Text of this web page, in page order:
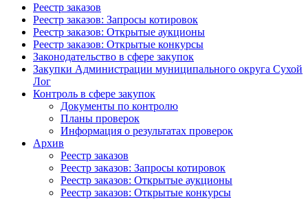
Реестр заказов
Реестр заказов: Запросы котировок
Реестр заказов: Открытые аукционы
Реестр заказов: Открытые конкурсы
Законодательство в сфере закупок
Закупки Администрации муниципального округа Сухой
Лог
Контроль в сфере закупок
Документы по контролю
Планы проверок
Информация о результатах проверок
Архив
Реестр заказов
Реестр заказов: Запросы котировок
Реестр заказов: Открытые аукционы
Реестр заказов: Открытые конкурсы